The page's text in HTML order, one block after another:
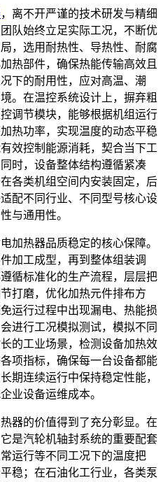
，离不开严谨的技术研发与精细
队始终立足实际工况，不断优
，选用耐热性、导热性、耐腐
热部件，确保热能传输高效且
下的耐用性，应对高温、潮
。在温控系统设计上，摒弃粗
调节模块，能够根据机组运行
热功率，实现温度的动态平稳
效控制能源消耗，契合当下工
时，设备整体结构遵循紧凑
各类机组空间内安装固定，后
配不同行业、不同型号核心设
与通用性。
加热器品质稳定的核心保障。
加工成型，再到整体组装调
循标准化的生产流程，层层把
打磨，优化加热元件排布方
运行过程中出现漏电、热能损
进行工况模拟测试，模拟不同
的工业场景，检测设备加热效
项指标，确保每一台设备都能
期连续运行中保持稳定性能，
业设备运维成本。
器的价值得到了充分彰显。在
是汽轮机轴封系统的重要配套
运行等不同工况下的温度把
稳；在石油化工行业，各类泵